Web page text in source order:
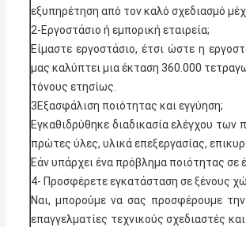
εξυπηρέτηση από τον καλό σχεδιασμό
2-Εργοστάσιο ή εμπορική εταιρεία;
Είμαστε εργοστάσιο, έτσι ώστε η
μας καλύπτει μια έκταση 360.000
τόνους ετησίως.
3Εξασφάλιση ποιότητας και εγγύηση;
Εγκαθιδρύθηκε διαδικασία ελέγχου
πρώτες ύλες, υλικά επεξεργασίας,
Εάν υπάρχει ένα πρόβλημα ποιότητας
4- Προσφέρετε εγκατάσταση σε ξένους
Ναι, μπορούμε να σας προσφέρουμε
επαγγελματίες τεχνικούς σχεδιαστές